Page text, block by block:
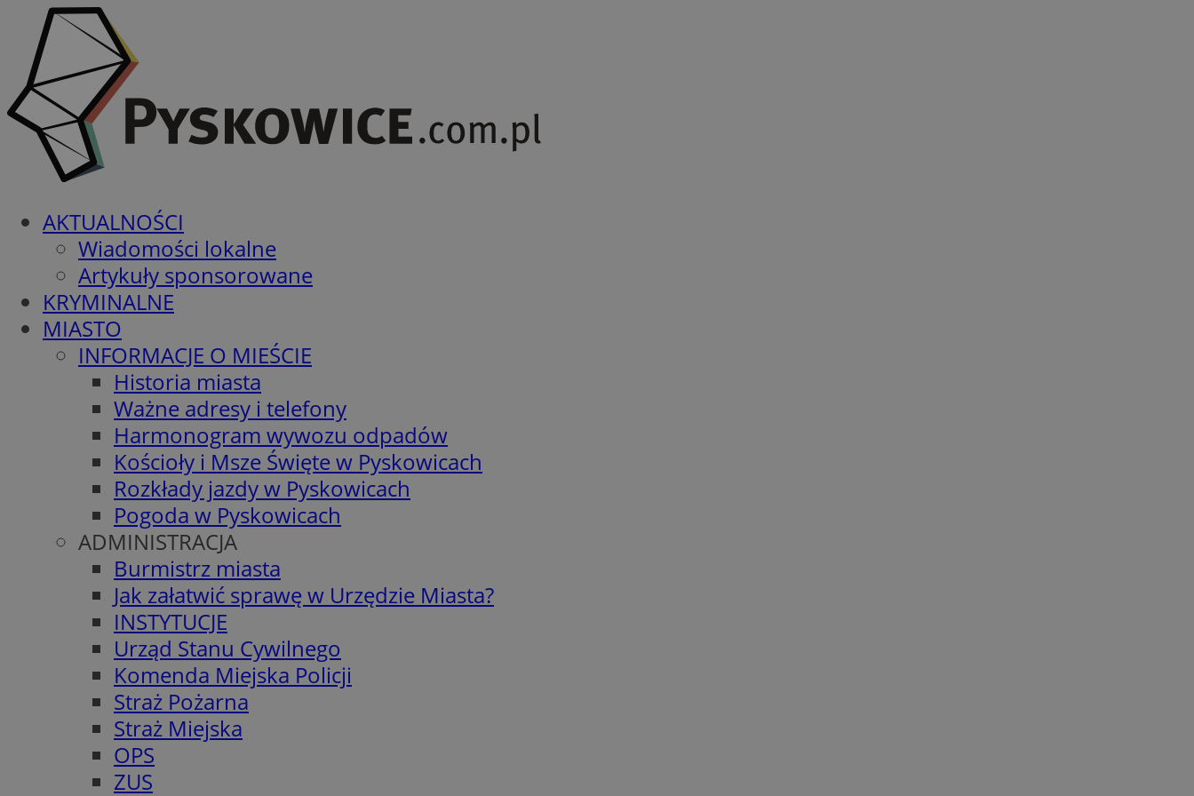
AKTUALNOŚCI
Wiadomości lokalne
Artykuły sponsorowane
KRYMINALNE
MIASTO
INFORMACJE O MIEŚCIE
Historia miasta
Ważne adresy i telefony
Harmonogram wywozu odpadów
Kościoły i Msze Święte w Pyskowicach
Rozkłady jazdy w Pyskowicach
Pogoda w Pyskowicach
ADMINISTRACJA
Burmistrz miasta
Jak załatwić sprawę w Urzędzie Miasta?
INSTYTUCJE
Urząd Stanu Cywilnego
Komenda Miejska Policji
Straż Pożarna
Straż Miejska
OPS
ZUS